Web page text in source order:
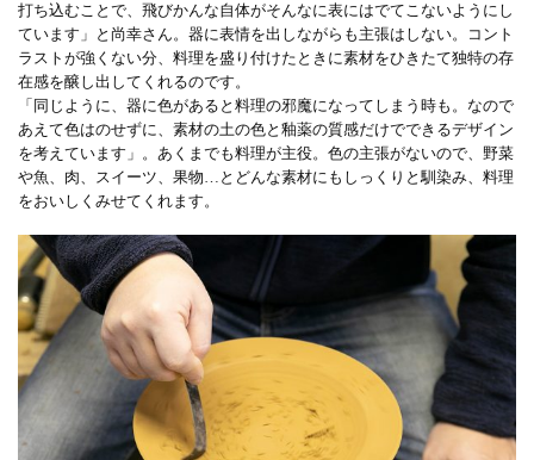
打ち込むことで、飛びかんな自体がそんなに表にはでてこないようにし
ています」と尚幸さん。器に表情を出しながらも主張はしない。コント
ラストが強くない分、料理を盛り付けたときに素材をひきたて独特の存
在感を醸し出してくれるのです。
「同じように、器に色があると料理の邪魔になってしまう時も。なので
あえて色はのせずに、素材の土の色と釉薬の質感だけでできるデザイン
を考えています」。あくまでも料理が主役。色の主張がないので、野菜
や魚、肉、スイーツ、果物…とどんな素材にもしっくりと馴染み、料理
をおいしくみせてくれます。